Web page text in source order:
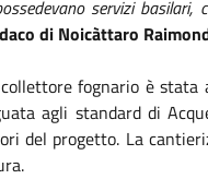
servizi basilari,
di Noicàttaro
fognario è
agli standard di
del progetto. La